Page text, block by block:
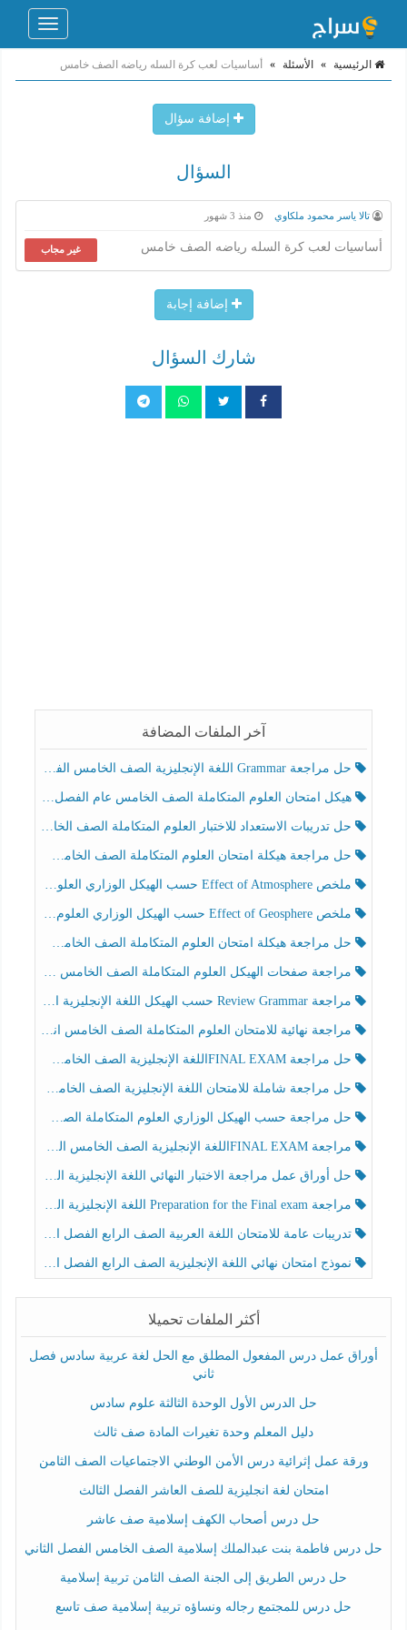
Toggle
الرئيسية » الأسئلة » أساسيات لعب كرة السله رياضه الصف خامس
إضافة سؤال
السؤال
تالا ياسر محمود ملكاوي منذ 3 شهور
غير مجاب أساسيات لعب كرة السله رياضه الصف خامس
إضافة إجابة
شارك السؤال
آخر الملفات المضافة
حل مراجعة Grammar اللغة الإنجليزية الصف الخامس الفصل الثالث
هيكل امتحان العلوم المتكاملة الصف الخامس عام الفصل الدراسي الثالث 2025-2026
حل تدريبات الاستعداد للاختبار العلوم المتكاملة الصف الخامس عام الفصل الثالث
حل مراجعة هيكلة امتحان العلوم المتكاملة الصف الخامس انسبير الفصل الثالث
ملخص Effect of Atmosphere حسب الهيكل الوزاري العلوم المتكاملة الصف الخامس انسبير الفصل الثالث
ملخص Effect of Geosphere حسب الهيكل الوزاري العلوم المتكاملة الصف الخامس انسبير الفصل الثالث
حل مراجعة هيكلة امتحان العلوم المتكاملة الصف الخامس عام الفصل الثالث
مراجعة صفحات الهيكل العلوم المتكاملة الصف الخامس انسبير الفصل الثالث
مراجعة Review Grammar حسب الهيكل اللغة الإنجليزية الصف الخامس الفصل الثالث
مراجعة نهائية للامتحان العلوم المتكاملة الصف الخامس انسبير الفصل الثالث
حل مراجعة FINAL EXAMاللغة الإنجليزية الصف الخامس الفصل الثالث
حل مراجعة شاملة للامتحان اللغة الإنجليزية الصف الخامس الفصل الثالث
حل مراجعة حسب الهيكل الوزاري العلوم المتكاملة الصف الخامس عام الفصل الثالث
مراجعة FINAL EXAMاللغة الإنجليزية الصف الخامس الفصل الثالث
حل أوراق عمل مراجعة الاختبار النهائي اللغة الإنجليزية الصف الرابع الفصل الثالث
مراجعة Preparation for the Final exam اللغة الإنجليزية الصف الرابع الفصل الثالث
تدريبات عامة للامتحان اللغة العربية الصف الرابع الفصل الثالث
نموذج امتحان نهائي اللغة الإنجليزية الصف الرابع الفصل الثالث
أكثر الملفات تحميلا
أوراق عمل درس المفعول المطلق مع الحل لغة عربية سادس فصل
ثاني
حل الدرس الأول الوحدة الثالثة علوم سادس
دليل المعلم وحدة تغيرات المادة صف ثالث
ورقة عمل إثرائية درس الأمن الوطني الاجتماعيات الصف الثامن
امتحان لغة انجليزية للصف العاشر الفصل الثالث
حل درس أصحاب الكهف إسلامية صف عاشر
حل درس فاطمة بنت عبدالملك إسلامية الصف الخامس الفصل الثاني
حل درس الطريق إلى الجنة الصف الثامن تربية إسلامية
حل درس للمجتمع رجاله ونساؤه تربية إسلامية صف تاسع